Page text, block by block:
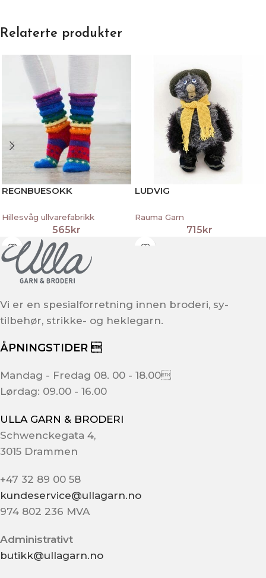
Relaterte produkter
REGNBUESOKK
Hillesvåg ullvarefabrikk
565kr
LUDVIG
Rauma Garn
715kr
Vi er en spesialforretning innen broderi, sy-
tilbehør, strikke- og heklegarn.
ÅPNINGSTIDER 
Mandag - Fredag 08. 00 - 18.00
Lørdag: 09.00 - 16.00
ULLA GARN & BRODERI
Schwenckegata 4,
3015 Drammen
+47 32 89 00 58
kundeservice@ullagarn.no
974 802 236 MVA
Administrativt
butikk@ullagarn.no